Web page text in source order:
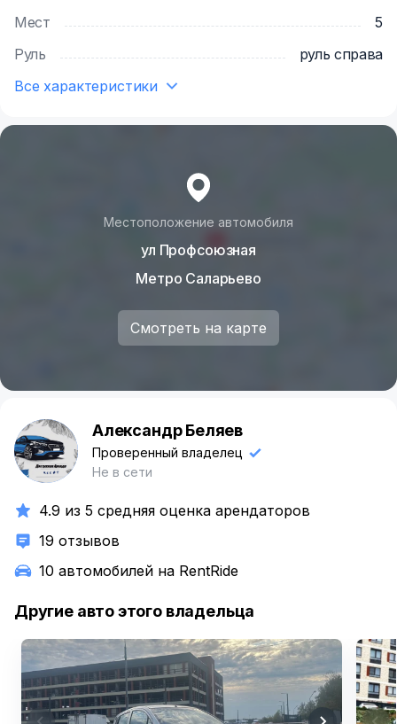
Мест
5
Руль
руль справа
Все характеристики
Местоположение автомобиля
ул Профсоюзная
Метро Саларьево
Смотреть на карте
А Александр Беляев
Проверенный владелец
Не в сети
4.9 из 5 средняя оценка арендаторов
19 отзывов
10 автомобилей на RentRide
Другие авто этого владельца